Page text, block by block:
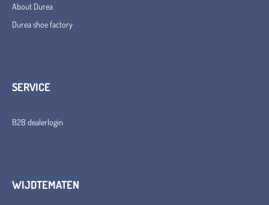
About Durea
Durea shoe factory
SERVICE
B2B dealerlogin
WIJDTEMATEN